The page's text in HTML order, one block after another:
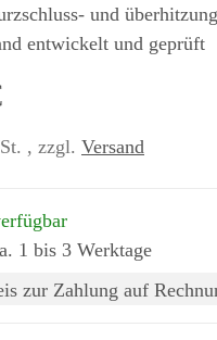
und
entwickelt und geprüft
, zzgl. Versand
1 bis 3 Werktage
zur Zahlung auf